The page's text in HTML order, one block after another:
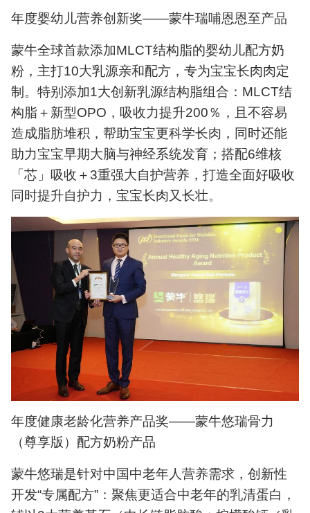
年度婴幼儿营养创新奖——蒙牛瑞哺恩恩至产品
蒙牛全球首款添加MLCT结构脂的婴幼儿配方奶
粉，主打10大乳源亲和配方，专为宝宝长肉肉定
制。特别添加1大创新乳源结构脂组合：MLCT结
构脂＋新型OPO，吸收力提升200％，且不容易
造成脂肪堆积，帮助宝宝更科学长肉，同时还能
助力宝宝早期大脑与神经系统发育；搭配6维核
「芯」吸收＋3重强大自护营养，打造全面好吸收
同时提升自护力，宝宝长肉又长壮。
年度健康老龄化营养产品奖——蒙牛悠瑞骨力
（尊享版）配方奶粉产品
蒙牛悠瑞是针对中国中老年人营养需求，创新性
开发“专属配方”：聚焦更适合中老年的乳清蛋白，